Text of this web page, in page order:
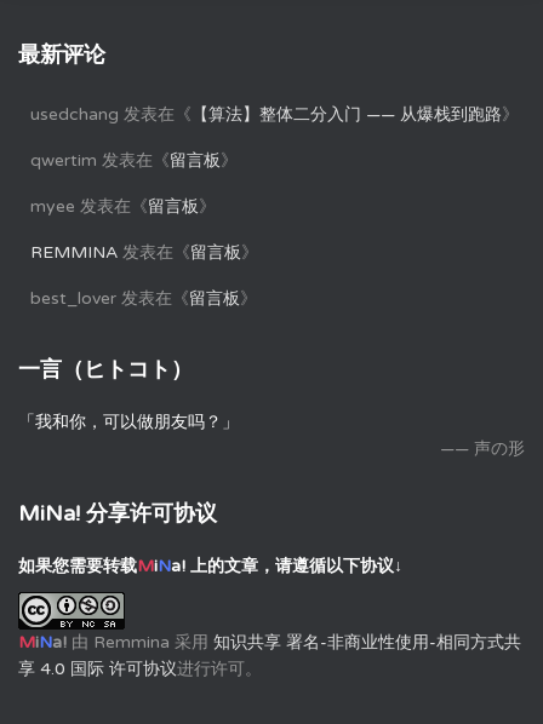
最新评论
usedchang 发表在《 【算法】整体二分入门 —— 从爆栈到跑路》
qwertim 发表在《留言板》
myee 发表在《留言板》
REMMINA 发表在《留言板》
best_lover 发表在《留言板》
一言（ヒトコト）
「我和你，可以做朋友吗？」
—— 声の形
MiNa! 分享许可协议
如果您需要转载MiNa! 上的文章，请遵循以下协议↓
MiNa! 由 Remmina 采用 知识共享 署名-非商业性使用-相同方式共
享 4.0 国际 许可协议进行许可。